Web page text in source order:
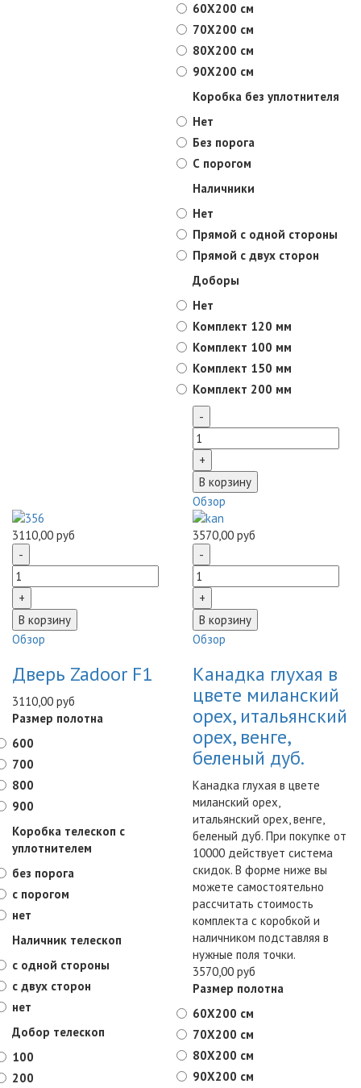
60X200 см
70X200 см
80X200 см
90X200 см
Коробка без уплотнителя
Нет
Без порога
С порогом
Наличники
Нет
Прямой с одной стороны
Прямой с двух сторон
Доборы
Нет
Комплект 120 мм
Комплект 100 мм
Комплект 150 мм
Комплект 200 мм
Обзор
3110,00 руб
Обзор
Дверь Zadoor F1
3110,00 руб
Размер полотна
600
700
800
900
Коробка телескоп с
уплотнителем
без порога
с порогом
нет
Наличник телескоп
с одной стороны
с двух сторон
нет
Добор телескоп
100
200
3570,00 руб
Обзор
Канадка глухая в
цвете миланский
орех, итальянский
орех, венге,
беленый дуб.
Канадка глухая в цвете
миланский орех,
итальянский орех, венге,
беленый дуб. При покупке от
10000 действует система
скидок. В форме ниже вы
можете самостоятельно
рассчитать стоимость
комплекта с коробкой и
наличником подставляя в
нужные поля точки.
3570,00 руб
Размер полотна
60X200 см
70X200 см
80X200 см
90X200 см